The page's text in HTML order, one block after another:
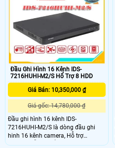
hình độc lập 4K HDMI1/HDMI2. Hỗ
trợ 8 ổ cứng Sata 10TB, 1 eSata 2
LAN 1Gbps, 1USB 3
Đầu Ghi Hình 16 Kênh IDS-
7216HUHI-M2/S Hổ Trợ 8 HDD
Giá Bán: 10,350,000 ₫
Giá gốc: 14,780,000 ₫
Đầu ghi hình 16 kênh IDS-
7216HUHI-M2/S là dòng đầu ghi
hinh 16 kênh camera, Hỗ trợ
H.265+.Hỗ trợ 2 ổ cứng 10TB. Là